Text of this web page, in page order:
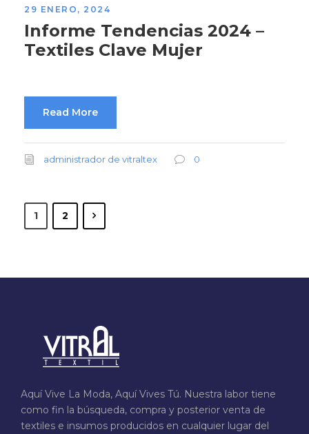
29 ENERO, 2024
Informe Tendencias 2024 –
Textiles Clave Mujer
Read More
administrador de vitraltex 0
1 2
Aquí Vive La Moda, Aquí Vives Tú. Nuestra labor tiene
como fin la búsqueda, compra y posterior venta de
textiles e insumos producidos en cualquier lugar del